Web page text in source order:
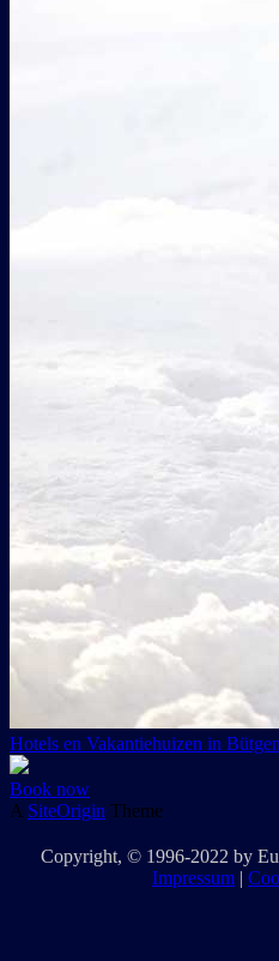
Hotels en Vakantiehuizen in
Book now
A SiteOrigin Theme
Copyright, © 1996-2022 by
Impressum |